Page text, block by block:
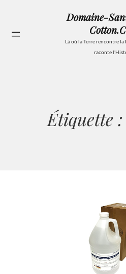
contenu
Domaine-
Là où la Terre rencontre la
raconte
Étiquette :